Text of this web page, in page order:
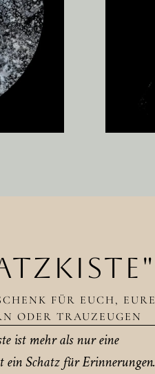
FÜR EUCH, EURE
ODER TRAUZEUGEN
ist mehr als nur eine
ein Schatz für Erinnerungen.